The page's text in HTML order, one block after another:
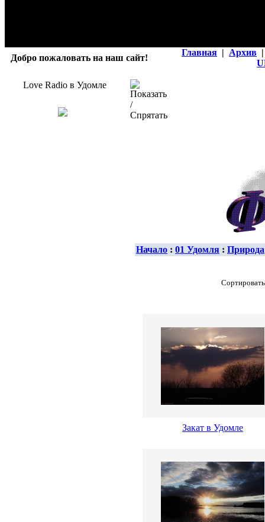
Добро пожаловать на наш сайт!
Главная | Архив |
Love Radio в Удомле
Начало : 01 Удомля : Природа
Закат в Удомле